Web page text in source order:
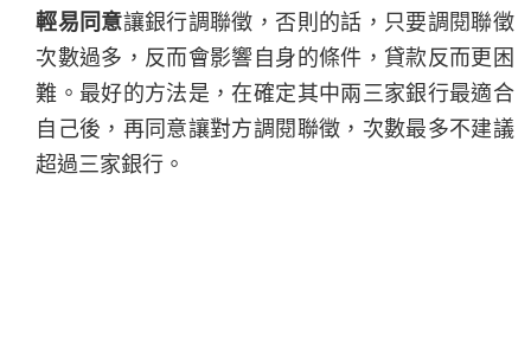
輕易同意讓銀行調聯徵，否則的話，只要調閱聯徵
次數過多，反而會影響自身的條件，貸款反而更困
難。最好的方法是，在確定其中兩三家銀行最適合
自己後，再同意讓對方調閱聯徵，次數最多不建議
超過三家銀行。